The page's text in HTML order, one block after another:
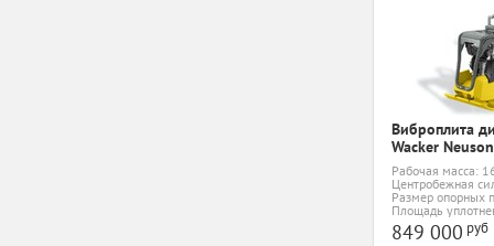
Виброплита
Wacker
Рабочая масса:
Центробежная
Размер опорных
мм
Площадь
849 000 руб